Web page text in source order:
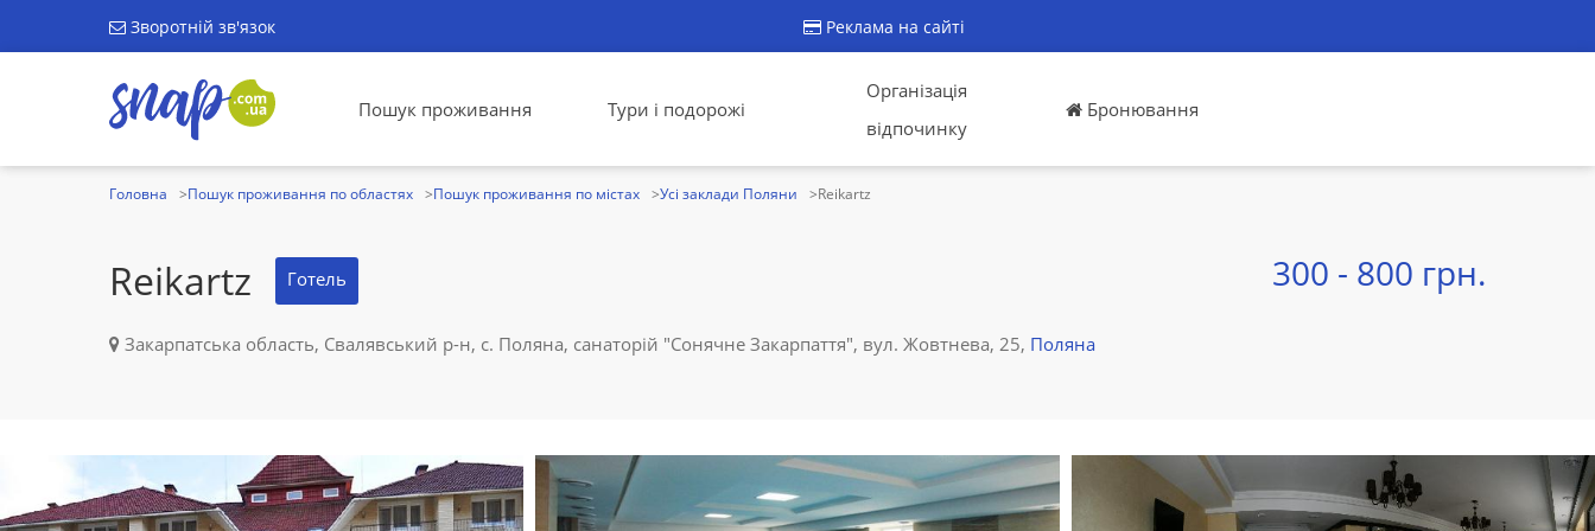
Зворотній зв'язок Реклама на сайті
Пошук проживання Тури і подорожі
Організація
відпочинку
Бронювання
Головна Пошук проживання по областях Пошук проживання по містах Усі заклади Поляни Reikartz
Reikartz Готель 300 - 800 грн.
Закарпатська область, Свалявський р-н, с. Поляна, санаторій "Сонячне Закарпаття", вул. Жовтнева, 25, Поляна